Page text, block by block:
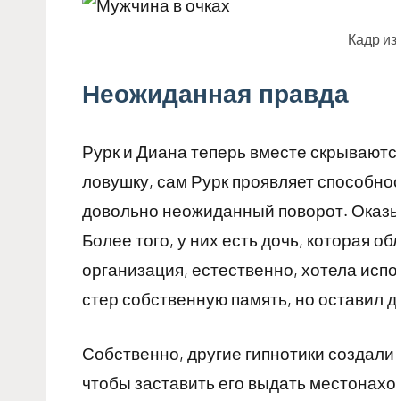
Кадр
Неожиданная правда
Рурк и Диана теперь вместе
ловушку, сам Рурк проявляет
довольно неожиданный поворот.
Более того, у них есть дочь, которая
организация, естественно, хотела
стер собственную память, но оставил
Собственно, другие гипнотики
чтобы заставить его выдать